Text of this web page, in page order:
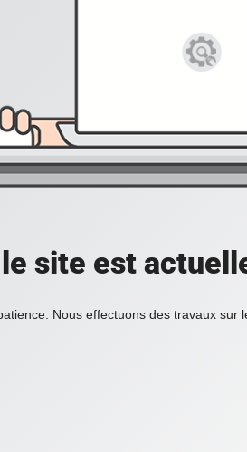
site est
Nous effectuons des travaux sur